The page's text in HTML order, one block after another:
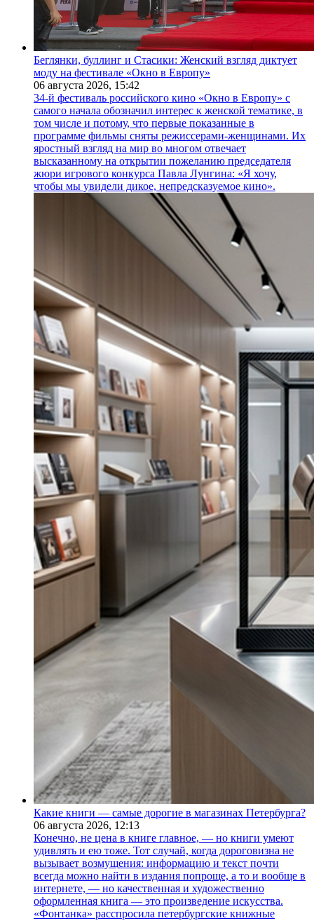
Беглянки, буллинг и Стасики: Женский взгляд диктует
моду на фестивале «Окно в Европу»
06 августа 2026, 15:42
34-й фестиваль российского кино «Окно в Европу» с
самого начала обозначил интерес к женской тематике, в
том числе и потому, что первые показанные в
программе фильмы сняты режиссерами-женщинами. Их
яростный взгляд на мир во многом отвечает
высказанному на открытии пожеланию председателя
жюри игрового конкурса Павла Лунгина: «Я хочу,
чтобы мы увидели дикое, непредсказуемое кино».
Какие книги — самые дорогие в магазинах Петербурга?
06 августа 2026, 12:13
Конечно, не цена в книге главное, — но книги умеют
удивлять и ею тоже. Тот случай, когда дороговизна не
вызывает возмущения: информацию и текст почти
всегда можно найти в издания попроще, а то и вообще в
интернете, — но качественная и художественно
оформленная книга — это произведение искусства.
«Фонтанка» расспросила петербургские книжные